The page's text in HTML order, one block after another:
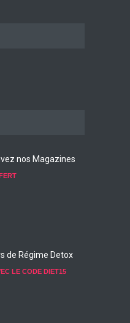
nos Magazines
de Régime Detox
LE CODE DIET15